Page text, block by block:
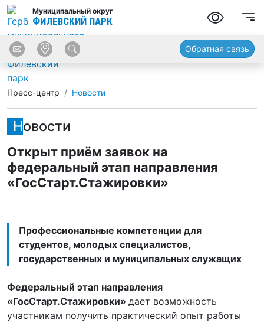
Муниципальный округ
ФИЛЕВСКИЙ ПАРК
Обратная связь
Пресс-центр Новости
Новости
Открыт приём заявок на
федеральный этап направления
«ГосСтарт.Стажировки»
Профессиональные компетенции для
студентов, молодых специалистов,
государственных и муниципальных служащих
Федеральный этап направления
«ГосСтарт.Стажировки» дает возможность
участникам получить практический опыт работы